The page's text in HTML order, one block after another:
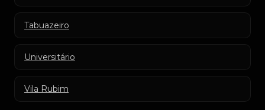
Tabuazeiro
Universitário
Vila Rubim